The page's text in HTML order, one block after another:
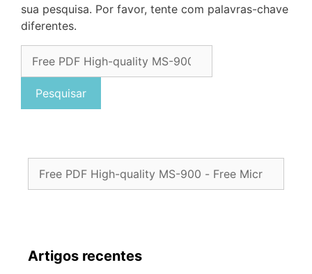
sua pesquisa. Por favor, tente com palavras-chave
diferentes.
por:
por:
Artigos recentes